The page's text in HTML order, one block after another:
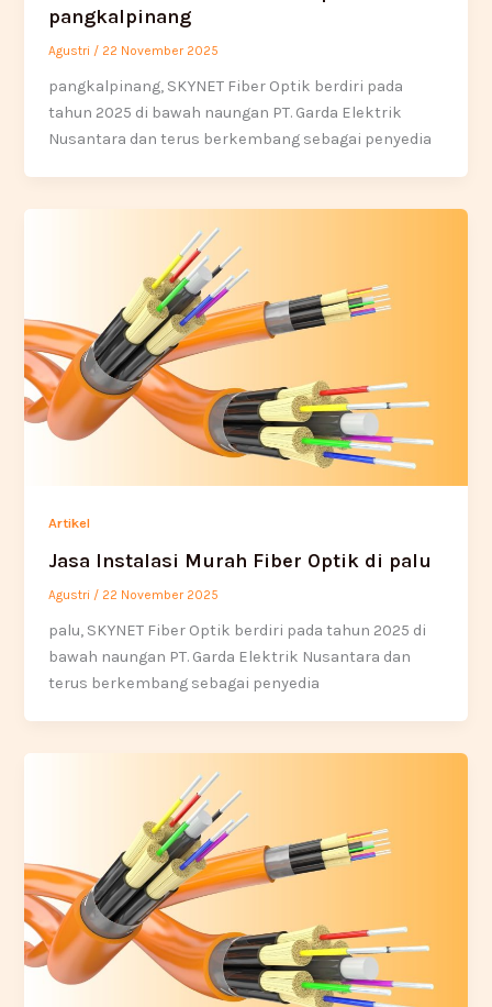
pangkalpinang
Agustri / 22 November 2025
pangkalpinang, SKYNET Fiber Optik berdiri pada
tahun 2025 di bawah naungan PT. Garda Elektrik
Nusantara dan terus berkembang sebagai penyedia
Artikel
Jasa Instalasi Murah Fiber Optik di palu
Agustri / 22 November 2025
palu, SKYNET Fiber Optik berdiri pada tahun 2025 di
bawah naungan PT. Garda Elektrik Nusantara dan
terus berkembang sebagai penyedia